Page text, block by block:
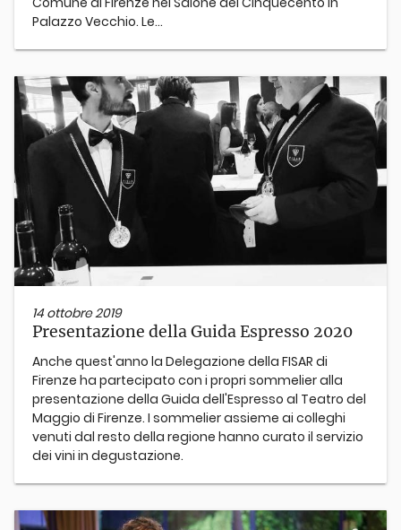
Palazzo Vecchio. Le...
14 ottobre 2019
Presentazione della Guida Espresso 2020
Anche quest'anno la Delegazione della FISAR di
Firenze ha partecipato con i propri sommelier alla
presentazione della Guida dell'Espresso al Teatro del
Maggio di Firenze. I sommelier assieme ai colleghi
venuti dal resto della regione hanno curato il servizio
dei vini in degustazione.